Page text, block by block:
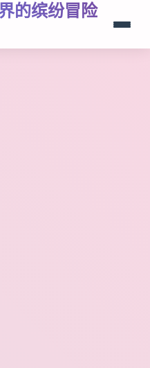
的缤纷冒险